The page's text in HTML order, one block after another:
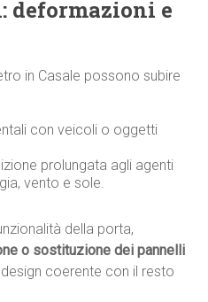
deformazioni e
in Casale possono subire
con veicoli o oggetti
prolungata agli agenti
vento e sole.
della porta,
o sostituzione dei pannelli
coerente con il resto